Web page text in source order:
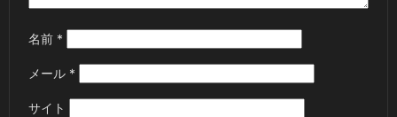
名前 *
メール *
サイト